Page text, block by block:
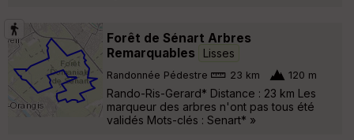
Forêt de Sénart Arbres
Remarquables
Lisses
Randonnée Pédestre 23 km 120 m
Rando-Ris-Gerard* Distance : 23 km Les
marqueur des arbres n'ont pas tous été
validés Mots-clés : Senart* »